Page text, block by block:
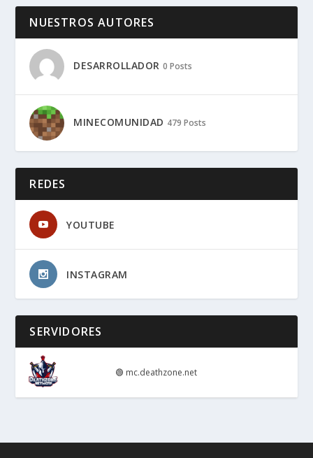
NUESTROS AUTORES
DESARROLLADOR 0 Posts
MINECOMUNIDAD 479 Posts
REDES
YOUTUBE
INSTAGRAM
SERVIDORES
🟢 mc.deathzone.net